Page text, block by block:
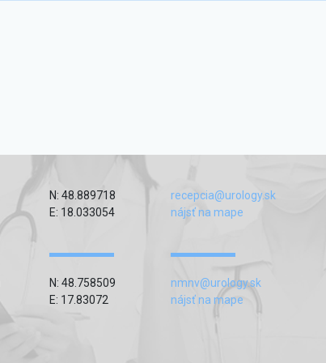
N: 48.889718
E: 18.033054
recepcia@urology.sk
nájsť na mape
N: 48.758509
E: 17.83072
nmnv@urology.sk
nájsť na mape